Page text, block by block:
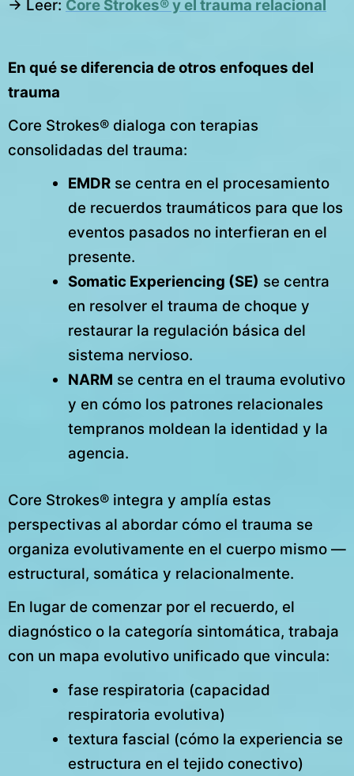
→ Leer: Core Strokes® y el trauma relacional
En qué se diferencia de otros enfoques del
trauma
Core Strokes® dialoga con terapias
consolidadas del trauma:
EMDR se centra en el procesamiento
de recuerdos traumáticos para que los
eventos pasados no interfieran en el
presente.
Somatic Experiencing (SE) se centra
en resolver el trauma de choque y
restaurar la regulación básica del
sistema nervioso.
NARM se centra en el trauma evolutivo
y en cómo los patrones relacionales
tempranos moldean la identidad y la
agencia.
Core Strokes® integra y amplía estas
perspectivas al abordar cómo el trauma se
organiza evolutivamente en el cuerpo mismo —
estructural, somática y relacionalmente.
En lugar de comenzar por el recuerdo, el
diagnóstico o la categoría sintomática, trabaja
con un mapa evolutivo unificado que vincula:
fase respiratoria (capacidad
respiratoria evolutiva)
textura fascial (cómo la experiencia se
estructura en el tejido conectivo)